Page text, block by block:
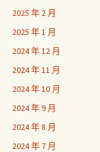
2025 年 2 月
2025 年 1 月
2024 年 12 月
2024 年 11 月
2024 年 10 月
2024 年 9 月
2024 年 8 月
2024 年 7 月